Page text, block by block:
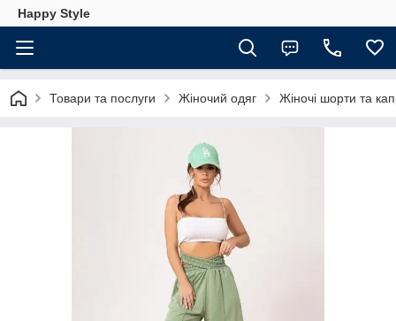
Happy Style
Товари та послуги Жіночий одяг Жіночі шорти та